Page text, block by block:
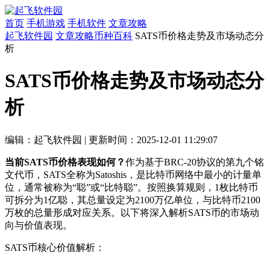
首页 手机游戏 手机软件 文章攻略
起飞软件园 文章攻略币种百科 SATS币价格走势及市场动态分
析
SATS币价格走势及市场动态分
析
编辑：起飞软件园 | 更新时间：2025-12-01 11:29:07
当前SATS币价格表现如何？作为基于BRC-20协议的第九个铭
文代币，SATS全称为Satoshis，是比特币网络中最小的计量单
位，通常被称为“聪”或“比特聪”。按照换算规则，1枚比特币
可拆分为1亿聪，其总量设定为2100万亿单位，与比特币2100
万枚的总量形成对应关系。以下将深入解析SATS币的市场动
向与价值表现。
SATS币核心价值解析：